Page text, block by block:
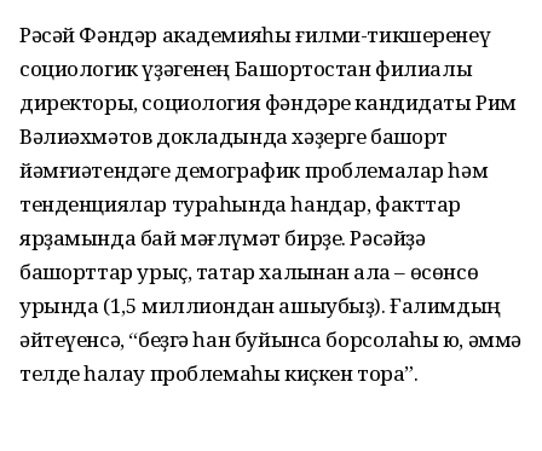
Рәсәй Фәндәр академияһы ғилми-тикшеренеү
социологик үҙәгенең Башҡортостан филиалы
директоры, социология фәндәре кандидаты Рим
Вәлиәхмәтов докладында хәҙерге башҡорт
йәмғиәтендәге демографик проблемалар һәм
тенденциялар тураһында һандар, факттар
ярҙамында бай мәғлүмәт бирҙе. Рәсәйҙә
башҡорттар урыҫ, татар халҡынан ҡала – өсөнсө
урында (1,5 миллиондан ашыубыҙ). Ғалимдың
әйтеүенсә, “беҙгә һан буйынса борсолаһы юҡ, әммә
телде һаҡлау проблемаһы киҫкен тора”.